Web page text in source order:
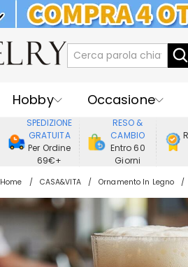
KLARNA:
Hobby
Occasione
Ricevente
Best Seller
Gioielli
Casa&Vita
Abbigliamento
SPEDIZIONE
GRATUITA
Per Ordine
69€+
RESO &
CAMBIO
Entro 60
Giorni
Home CASA&VITA Ornamento In Legno